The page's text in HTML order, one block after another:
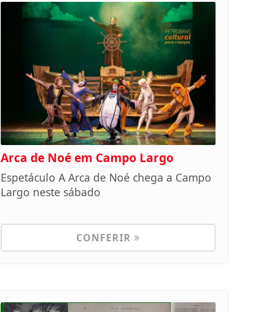
Arca de Noé em Campo Largo
Espetáculo A Arca de Noé chega a Campo
Largo neste sábado
CONFERIR